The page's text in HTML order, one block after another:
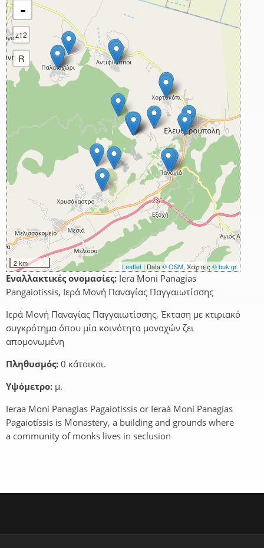
-
z12
R
2 km Leaflet | Data© OSM, Χάρτες © buk.gr
Εναλλακτικές ονομασίες: Iera Moni Panagias
Pangaiotissis, Iερά Μονή Παναγίας Παγγαιωτίσσης
Iερά Μονή Παναγίας Παγγαιωτίσσης, Έκταση με κτιριακό
συγκρότημα όπου μία κοινότητα μοναχών ζει
απομονωμένη
Πληθυσμός: 0 κάτοικοι.
Υψόμετρο: μ.
Ieraa Moni Panagias Pagaiotissis or Ieraá Moní Panagías
Pagaiotíssis is Monastery, a building and grounds where
a community of monks lives in seclusion